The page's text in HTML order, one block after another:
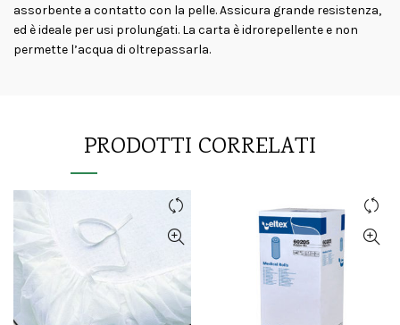
assorbente a contatto con la pelle. Assicura grande resistenza,
ed è ideale per usi prolungati. La carta è idrorepellente e non
permette l’acqua di oltrepassarla.
PRODOTTI CORRELATI